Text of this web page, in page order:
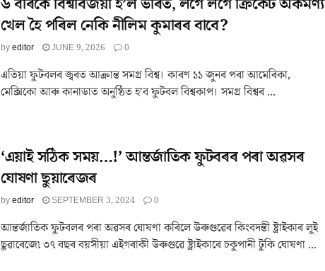
৬ বাৰকৈ বিশ্ববিজয়ী হ’ল ভাৰত, লগে লগে ক্ৰিকেট অকৰ্মণ্য
খেল হৈ পৰিল নেকি নীলিম কুমাৰৰ বাবে?
byeditor JUNE 9, 2026 0
এতিয়া ফুটবলৰ জ্বৰত আক্ৰান্ত সমগ্ৰ বিশ্ব। কাৰণ ১১ জুনৰ পৰা আমেৰিকা,
মেক্সিকো আৰু কানাডাত অনুষ্ঠিত হ'ব ফুটবল বিশ্বকাপ। সমগ্ৰ বিশ্বৰ ...
‘এয়াই সঠিক সময়…!’ আন্তৰ্জাতিক ফুটবৰৰ পৰা অৱসৰ
ঘোষণা ছুয়াৰেজৰ
byeditor SEPTEMBER 3, 2024 0
আন্তৰ্জাতিক ফুটবলৰ পৰা অৱসৰ ঘোষণা কৰিলে উৰুগুৱেৰ কিংবদন্তী ষ্ট্ৰাইকাৰ লুই
ছুৱাৰেজে৷ ৩৭ বছৰ বয়সীয়া এইগৰাকী উৰুগুৱে ষ্ট্ৰাইকাৰে চকুপানী টুকি ঘোষণা ...